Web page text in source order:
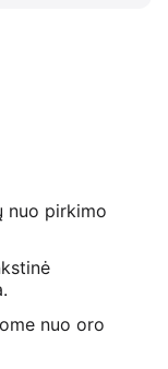
nuo pirkimo
nuo oro